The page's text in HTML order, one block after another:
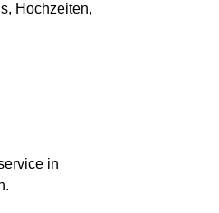
Hochzeiten,
in